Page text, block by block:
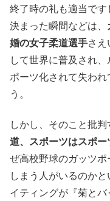
終了時の礼も適当で
決まった瞬間などは、
婚の女子柔道選手さ
して世界に普及され
ポーツ化されて失わ
う。
しかし、そのこと批判
道、スポーツはスポー
ぜ高校野球のガッツ
しまう人がいるのか
イティングが『菊とバ